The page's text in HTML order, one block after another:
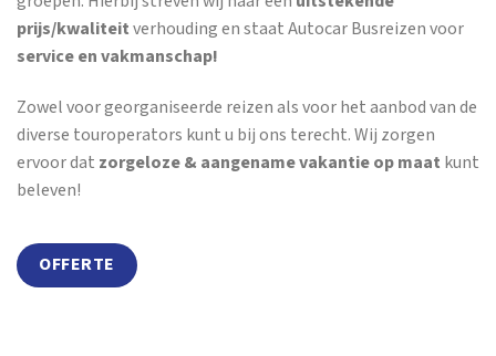
prijs/kwaliteitverhouding en staat Autocar Busreizen voor
service en vakmanschap!
Zowel voor georganiseerde reizen als voor het aanbod van de
diverse touroperators kunt u bij ons terecht. Wij zorgen
ervoor dat zorgeloze & aangename vakantie op maat kunt
beleven!
OFFERTE